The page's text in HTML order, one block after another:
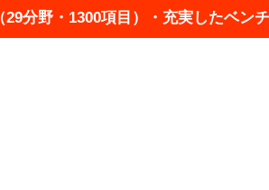
29分野・1300項目）・充実したベン